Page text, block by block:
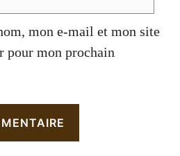
mon e-mail et mon site
pour mon prochain